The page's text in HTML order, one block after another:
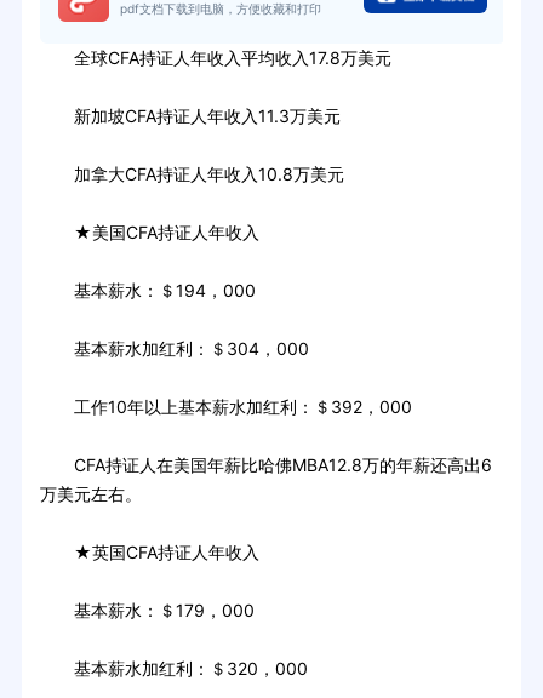
pdf文档下载到电脑，方便收藏和打印
全球CFA持证人年收入平均收入17.8万美元
新加坡CFA持证人年收入11.3万美元
加拿大CFA持证人年收入10.8万美元
★美国CFA持证人年收入
基本薪水：＄194，000
基本薪水加红利：＄304，000
工作10年以上基本薪水加红利：＄392，000
CFA持证人在美国年薪比哈佛MBA12.8万的年薪还高出6
万美元左右。
★英国CFA持证人年收入
基本薪水：＄179，000
基本薪水加红利：＄320，000